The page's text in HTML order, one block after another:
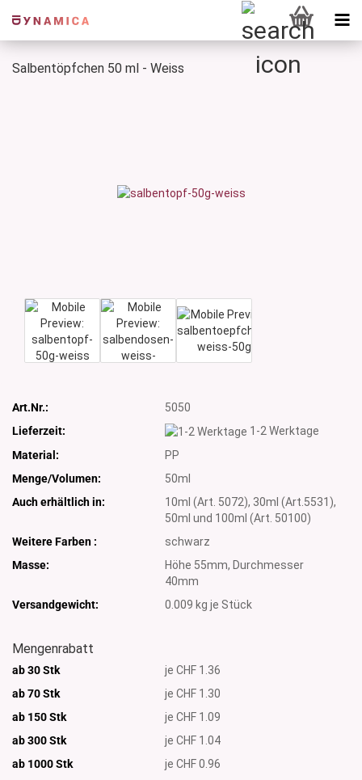
Salbentöpfchen 50 ml - Weiss
Art.Nr.:
5050
Lieferzeit:
1-2 Werktage
Material:
PP
Menge/Volumen:
50ml
Auch erhältlich in:
10ml (Art. 5072), 30ml (Art.5531),
50ml und 100ml (Art. 50100)
Weitere Farben :
schwarz
Masse:
Höhe 55mm, Durchmesser
40mm
Versandgewicht:
0.009 kg je Stück
Mengenrabatt
ab 30 Stk
je CHF 1.36
ab 70 Stk
je CHF 1.30
ab 150 Stk
je CHF 1.09
ab 300 Stk
je CHF 1.04
ab 1000Stk je CHF 0.96